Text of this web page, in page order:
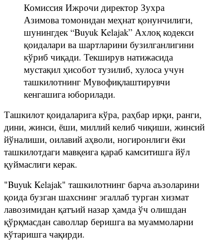
Комиссия Ижрочи директор Зухра
Азимова томонидан меҳнат қонунчилиги,
шунингдек “Buyuk Kelajak” Ахлоқ кодекси
қоидалари ва шартларини бузилганлигини
кўриб чиқади. Текширув натижасида
мустақил ҳисобот тузилиб, хулоса учун
ташкилотнинг Мувофиқлаштирувчи
кенгашига юборилади.
Ташкилот қоидаларига кўра, раҳбар ирқи, ранги,
дини, жинси, ёши, миллий келиб чиқиши, жинсий
йўналиши, оилавий аҳволи, ногиронлиги ёки
ташкилотдаги мавқеига қараб камситишга йўл
қуймаслиги керак.
"Buyuk Kelajak" ташкилотнинг барча аъзоларини
қоида бузган шахснинг эгаллаб турган хизмат
лавозимидан қатъий назар ҳамда ўч олишдан
қўрқмасдан саволлар беришга ва муаммоларни
кўтаришга чақирди.